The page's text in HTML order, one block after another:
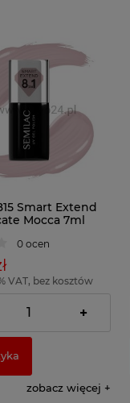
Smart Extend
Mocca 7ml
0 ocen
VAT, bez kosztów
712,87 zł )
+
zobacz więcej